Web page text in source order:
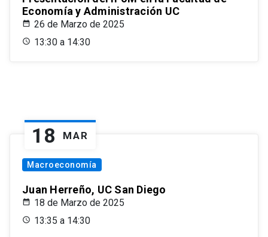
Economía y Administración UC
26 de Marzo de 2025
13:30 a 14:30
18 MAR
Macroeconomía
Juan Herreño, UC San Diego
18 de Marzo de 2025
13:35 a 14:30